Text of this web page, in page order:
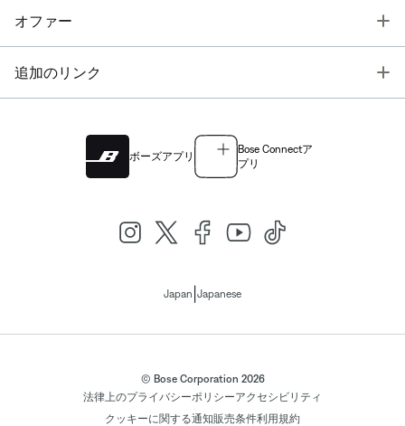
オファー
追加のリンク
ボーズアプリ
Bose Connectア
プリ
Japan Japanese
© Bose Corporation 2026
法律上のプライバシーポリシーアクセシビリティ
クッキーに関する通知販売条件利用規約